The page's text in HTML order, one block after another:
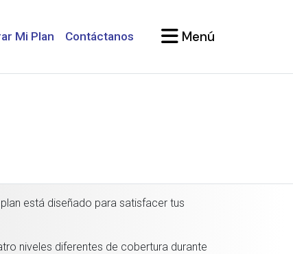
Mi Plan Contáctanos Menú
está diseñado para satisfacer tus
niveles diferentes de cobertura durante